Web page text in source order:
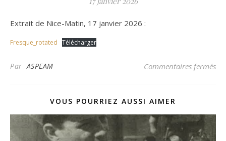
Extrait de Nice-Matin, 17 janvier 2026 :
Fresque_rotated Télécharger
ParASPEAM Commentaires fermés
VOUS POURRIEZ AUSSI AIMER